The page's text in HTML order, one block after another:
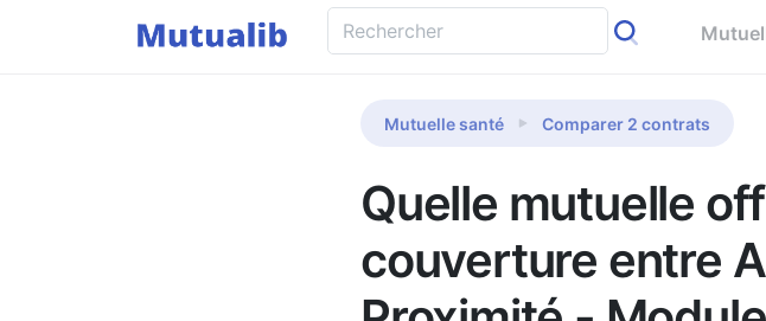
Mutuelle santé Comparer 2 contrats
Quelle mutuelle
couverture entre